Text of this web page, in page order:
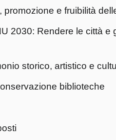
e fruibilità
2030: Rendere le città e
storico, artistico e
biblioteche